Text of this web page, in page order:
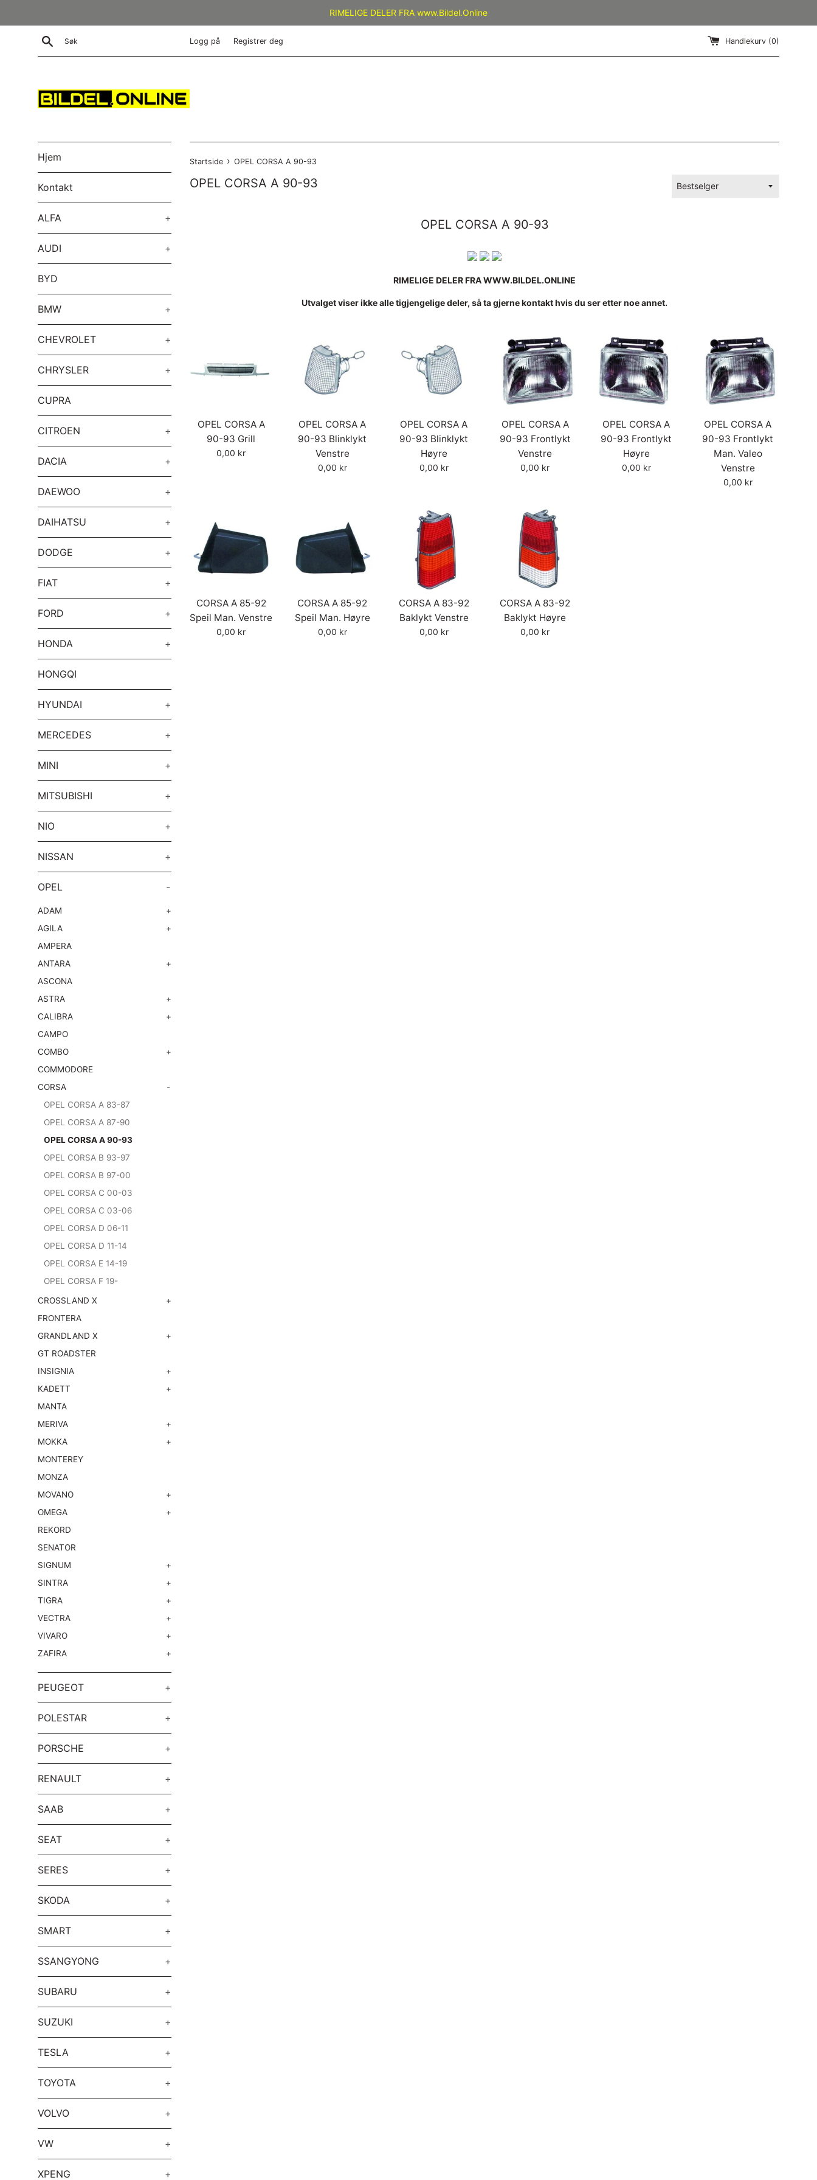
RIMELIGE DELER FRA www.Bildel.Online
Søk Logg på Registrer deg Handlekurv (0)
Hjem
Kontakt
ALFA +
AUDI +
BYD
BMW +
CHEVROLET +
CHRYSLER +
CUPRA
CITROEN +
DACIA +
DAEWOO +
DAIHATSU +
DODGE +
FIAT +
FORD +
HONDA +
HONGQI
HYUNDAI +
MERCEDES +
MINI +
MITSUBISHI +
NIO +
NISSAN +
OPEL -
ADAM
+
AGILA
+
AMPERA
ANTARA
+
ASCONA
ASTRA
+
CALIBRA
+
CAMPO
COMBO
+
COMMODORE
CORSA
-
OPEL CORSA A 83-87
OPEL CORSA A 87-90
OPEL CORSA A 90-93
OPEL CORSA B 93-97
OPEL CORSA B 97-00
OPEL CORSA C 00-03
OPEL CORSA C 03-06
OPEL CORSA D 06-11
OPEL CORSA D 11-14
OPEL CORSA E 14-19
OPEL CORSA F 19-
CROSSLAND X
+
FRONTERA
GRANDLAND X
+
GT ROADSTER
INSIGNIA
+
KADETT
+
MANTA
MERIVA
+
MOKKA
+
MONTEREY
MONZA
MOVANO
+
OMEGA
+
REKORD
SENATOR
SIGNUM
+
SINTRA
+
TIGRA
+
VECTRA
+
VIVARO
+
ZAFIRA
+
PEUGEOT +
POLESTAR +
PORSCHE +
RENAULT +
SAAB +
SEAT +
SERES +
SKODA +
SMART +
SSANGYONG +
SUBARU +
SUZUKI +
TESLA +
TOYOTA +
VOLVO +
VW +
XPENG +
Startside › OPEL CORSA A 90-93
OPEL CORSA A 90-93
Sorter
OPEL CORSA A 90-93
RIMELIGE DELER FRA WWW.BILDEL.ONLINE
Utvalget viser ikke alle tigjengelige deler, så ta gjerne kontakt hvis du ser etter noe annet.
OPEL CORSA A
90-93 Grill
Vanlig
0,00 kr
OPEL CORSA A
90-93 Blinklykt
Venstre
Vanlig
0,00 kr
OPEL CORSA A
90-93 Blinklykt
Høyre
Vanlig
0,00 kr
OPEL CORSA A
90-93 Frontlykt
Venstre
Vanlig
0,00 kr
OPEL CORSA A
90-93 Frontlykt
Høyre
Vanlig
0,00 kr
OPEL CORSA A
90-93 Frontlykt
Man. Valeo
Venstre
Vanlig
0,00 kr
CORSA A 85-92
Speil Man. Venstre
Vanlig
0,00 kr
CORSA A 85-92
Speil Man. Høyre
Vanlig
0,00 kr
CORSA A 83-92
Baklykt Venstre
Vanlig
0,00 kr
CORSA A 83-92
Baklykt Høyre
Vanlig
0,00 kr